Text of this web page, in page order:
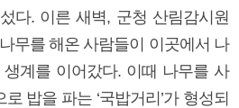
다. 이른 새벽, 군청 산림감시원
무를 해온 사람들이 이곳에서 나
계를 이어갔다. 이때 나무를 사
밥을 파는 ‘국밥거리’가 형성되